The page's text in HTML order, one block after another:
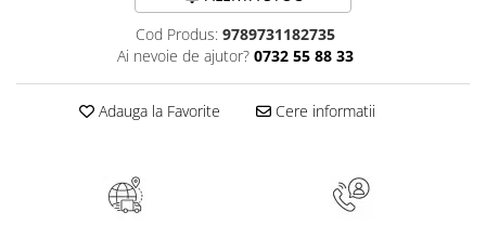
Medicina Pentru Toti
SealfHealing
Terapii Alternative
Cod Produs: 9789731182735
Ai nevoie de ajutor? 0732 55 88 33
Adauga la Favorite Cere informatii